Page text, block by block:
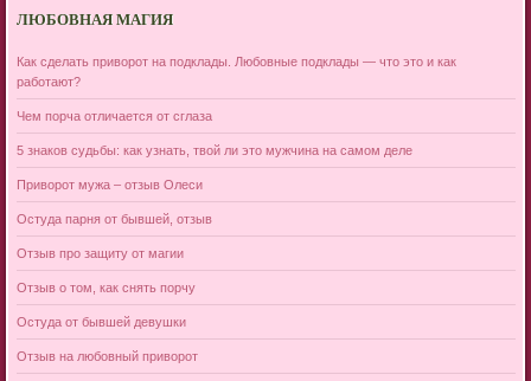
ЛЮБОВНАЯ МАГИЯ
Как сделать приворот на подклады. Любовные подклады — что это и как
работают?
Чем порча отличается от сглаза
5 знаков судьбы: как узнать, твой ли это мужчина на самом деле
Приворот мужа – отзыв Олеси
Остуда парня от бывшей, отзыв
Отзыв про защиту от магии
Отзыв о том, как снять порчу
Остуда от бывшей девушки
Отзыв на любовный приворот